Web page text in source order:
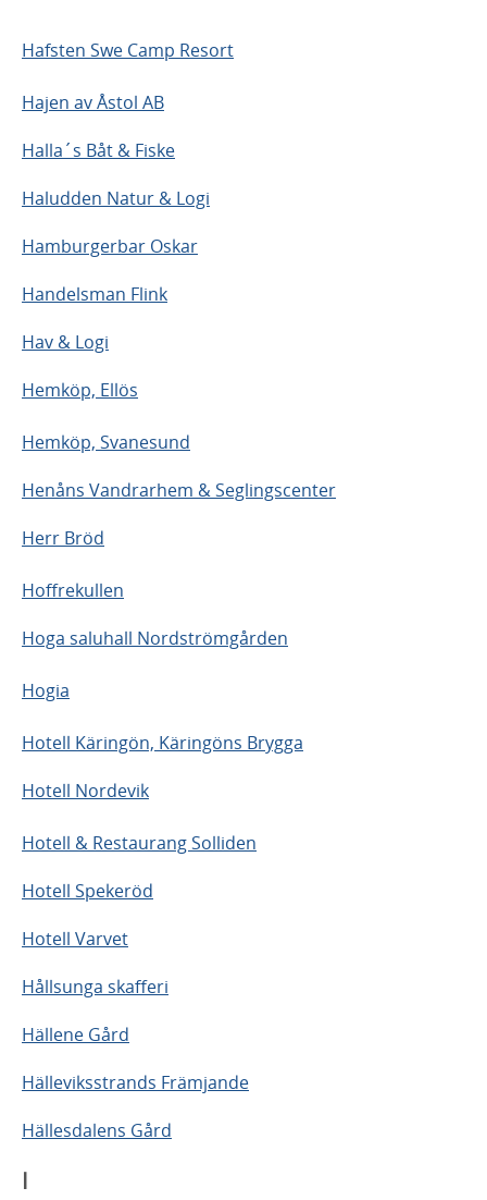
Hafsten Swe Camp Resort
Hajen av Åstol AB
Halla´s Båt & Fiske
Haludden Natur & Logi
Hamburgerbar Oskar
Handelsman Flink
Hav & Logi
Hemköp, Ellös
Hemköp, Svanesund
Henåns Vandrarhem & Seglingscenter
Herr Bröd
Hoffrekullen
Hoga saluhall Nordströmgården
Hogia
Hotell Käringön, Käringöns Brygga
Hotell Nordevik
Hotell & Restaurang Solliden
Hotell Spekeröd
Hotell Varvet
Hållsunga skafferi
Hällene Gård
Hälleviksstrands Främjande
Hällesdalens Gård
I